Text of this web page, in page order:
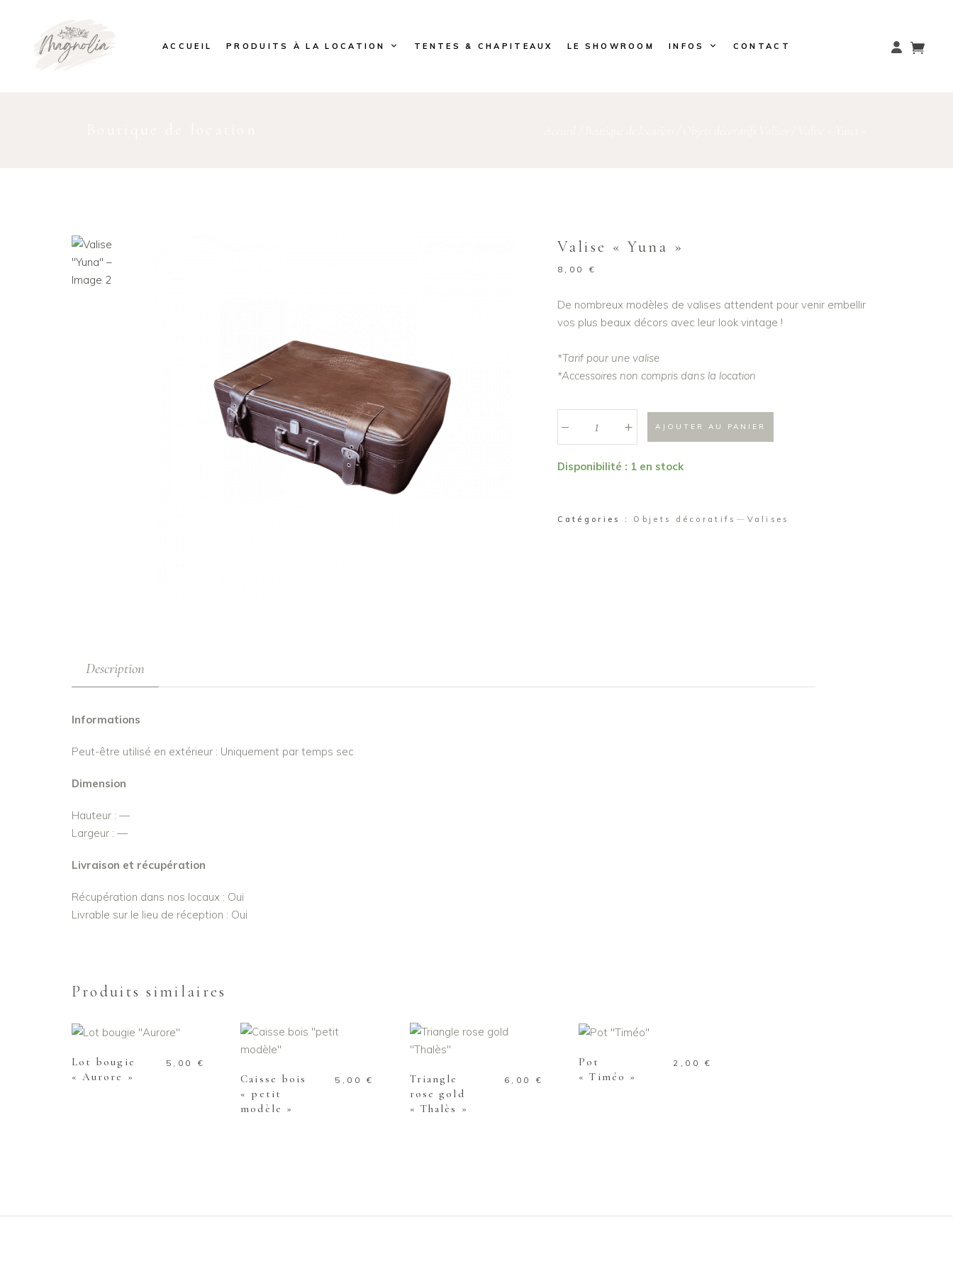
ACCUEIL PRODUITS À LA LOCATION TENTES & CHAPITEAUX LE SHOWROOM INFOS CONTACT
Valise « Yuna »
8,00 €
De nombreux modèles de valises attendent pour venir embellir
vos plus beaux décors avec leur look vintage !
*Tarif pour une valise
*Accessoires non compris dans la location
+ AJOUTER AU PANIER
Disponibilité : 1 en stock
Catégories : Objets décoratifs Valises
Description
Informations
Peut-être utilisé en extérieur : Uniquement par temps sec
Dimension
Hauteur : —
Largeur : —
Livraison et récupération
Récupération dans nos locaux : Oui
Livrable sur le lieu de réception : Oui
Produits similaires
AJOUTER AU PANIER
Lot bougie
« Aurore »
5,00 €
AJOUTER AU PANIER
Caisse bois
« petit
modèle »
5,00€
AJOUTER AU PANIER
Triangle
rose gold
« Thalès »
6,00 €
AJOUTER AU PANIER
Pot
« Timéo »
2,00€